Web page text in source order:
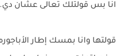
انا بس قولتلك تعالى عشان
قولتها وانا بمسك إطار